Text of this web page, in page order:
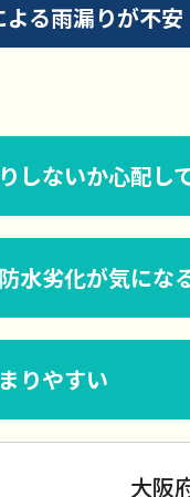
る雨漏りが不安
しないか心配し
水劣化が気にな
りやすい
大阪